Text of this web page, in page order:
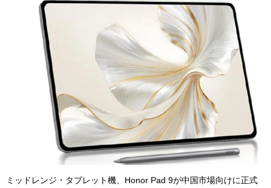
ミッドレンジ・タブレット機、Honor Pad 9が中国市場向けに正式